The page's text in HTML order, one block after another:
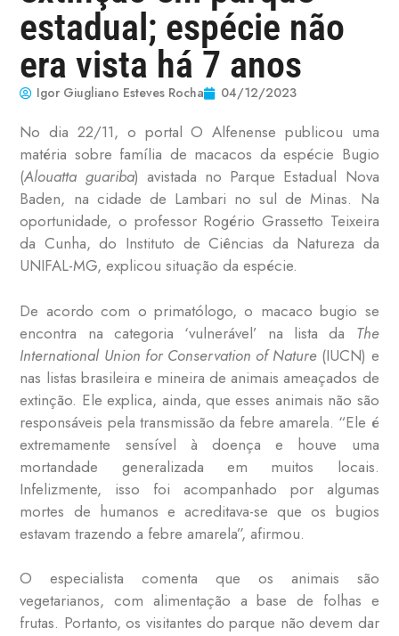
estadual; espécie não
era vista há 7 anos
Igor Giugliano Esteves Rocha 04/12/2023
No dia 22/11, o portal O Alfenense publicou uma
matéria sobre família de macacos da espécie Bugio
(Alouatta guariba) avistada no Parque Estadual Nova
Baden, na cidade de Lambari no sul de Minas. Na
oportunidade, o professor Rogério Grassetto Teixeira
da Cunha, do Instituto de Ciências da Natureza da
UNIFAL-MG, explicou situação da espécie.
De acordo com o primatólogo, o macaco bugio se
encontra na categoria ‘vulnerável’ na lista da The
International Union for Conservation of Nature (IUCN) e
nas listas brasileira e mineira de animais ameaçados de
extinção. Ele explica, ainda, que esses animais não são
responsáveis pela transmissão da febre amarela. “Ele é
extremamente sensível à doença e houve uma
mortandade generalizada em muitos locais.
Infelizmente, isso foi acompanhado por algumas
mortes de humanos e acreditava-se que os bugios
estavam trazendo a febre amarela”, afirmou.
O especialista comenta que os animais são
vegetarianos, com alimentação a base de folhas e
frutas. Portanto, os visitantes do parque não devem dar